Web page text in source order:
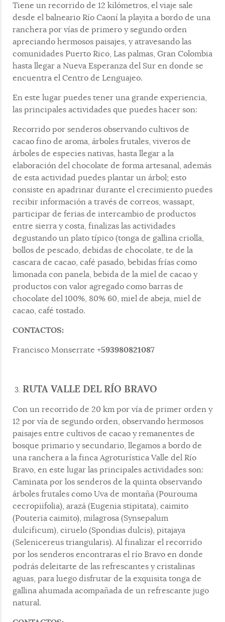
Tiene un recorrido de 12 kilómetros, el viaje sale
desde el balneario Río Caoní la playita a bordo de una
ranchera por vías de primero y segundo orden
apreciando hermosos paisajes, y atravesando las
comunidades Puerto Rico, Las palmas, Gran Colombia
hasta llegar a Nueva Esperanza del Sur en donde se
encuentra el Centro de Lenguajeo.
En este lugar puedes tener una grande experiencia,
las principales actividades que puedes hacer son:
Recorrido por senderos observando cultivos de
cacao fino de aroma, árboles frutales, viveros de
árboles de especies nativas, hasta llegar a la
elaboración del chocolate de forma artesanal, además
de esta actividad puedes plantar un árbol; esto
consiste en apadrinar durante el crecimiento puedes
recibir información a través de correos, wassapt,
participar de ferias de intercambio de productos
entre sierra y costa, finalizas las actividades
degustando un plato típico (tonga de gallina criolla,
bollos de pescado, debidas de chocolate, te de la
cascara de cacao, café pasado, bebidas frías como
limonada con panela, bebida de la miel de cacao y
productos con valor agregado como barras de
chocolate del 100%, 80% 60, miel de abeja, miel de
cacao, café tostado.
CONTACTOS:
Francisco Monserrate +593980821087
RUTA VALLE DEL RÍO BRAVO
Con un recorrido de 20 km por vía de primer orden y
12 por vía de segundo orden, observando hermosos
paisajes entre cultivos de cacao y remanentes de
bosque primario y secundario, llegamos a bordo de
una ranchera a la finca Agroturística Valle del Río
Bravo, en este lugar las principales actividades son:
Caminata por los senderos de la quinta observando
árboles frutales como Uva de montaña (Pourouma
cecropiifolia), arazá (Eugenia stipitata), caimito
(Pouteria caimito), milagrosa (Synsepalum
dulcificum), ciruelo (Spondias dulcis), pitajaya
(Selenicereus triangularis). Al finalizar el recorrido
por los senderos encontraras el río Bravo en donde
podrás deleitarte de las refrescantes y cristalinas
aguas, para luego disfrutar de la exquisita tonga de
gallina ahumada acompañada de un refrescante jugo
natural.